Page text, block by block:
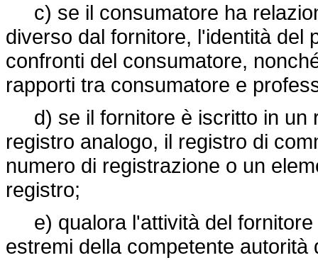
c) se il consumatore ha
diverso dal fornitore, l'identità del
confronti del consumatore,
rapporti tra consumatore e
d) se il fornitore è iscritto in un
registro analogo, il registro di
numero di registrazione o un
registro;
e) qualora l'attività del fornitore
estremi della competente autorità